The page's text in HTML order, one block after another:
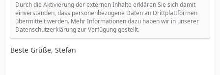
Durch die Aktivierung der externen Inhalte erklären Sie sich damit
einverstanden, dass personenbezogene Daten an Drittplattformen
übermittelt werden. Mehr Informationen dazu haben wir in unserer
Datenschutzerklärung zur Verfügung gestellt.
Beste Grüße, Stefan